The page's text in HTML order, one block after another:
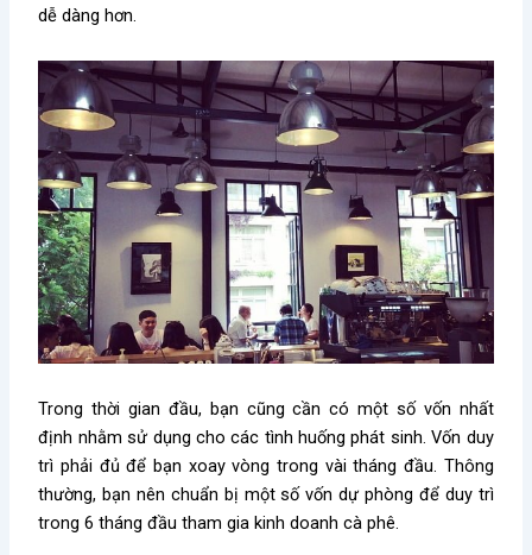
dễ dàng hơn.
Trong thời gian đầu, bạn cũng cần có một số vốn nhất
định nhằm sử dụng cho các tình huống phát sinh. Vốn duy
trì phải đủ để bạn xoay vòng trong vài tháng đầu. Thông
thường, bạn nên chuẩn bị một số vốn dự phòng để duy trì
trong 6 tháng đầu tham gia kinh doanh cà phê.